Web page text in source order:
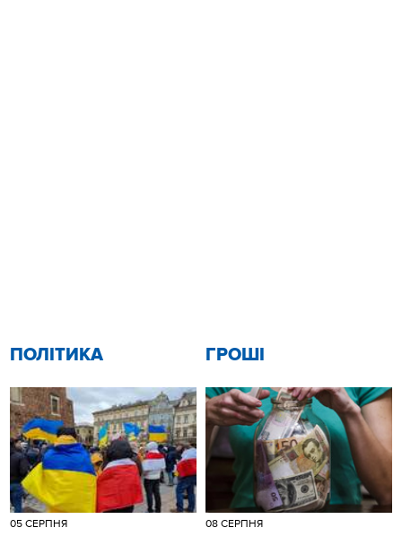
ПОЛІТИКА
05 СЕРПНЯ
ГРОШІ
08 СЕРПНЯ